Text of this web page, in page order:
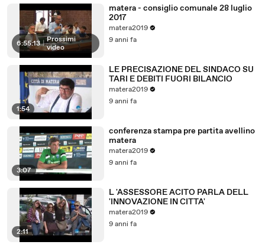
6:55:13 | Prossimi
video
matera - consiglio comunale 28 luglio
2017
matera2019
9 anni fa
1:54
LE PRECISAZIONE DEL SINDACO SU
TARI E DEBITI FUORI BILANCIO
matera2019
9 anni fa
3:07
conferenza stampa pre partita avellino
matera
matera2019
9 anni fa
2:11
L 'ASSESSORE ACITO PARLA DELL
'INNOVAZIONE IN CITTA'
matera2019
9 anni fa